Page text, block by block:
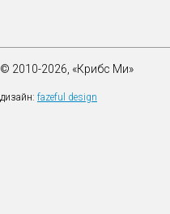
© 2010-2026, «Крибс Ми»
дизайн: fazeful design